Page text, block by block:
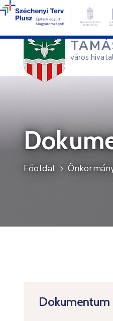
+36 74 570 800
város
Főoldal
Dokumentum